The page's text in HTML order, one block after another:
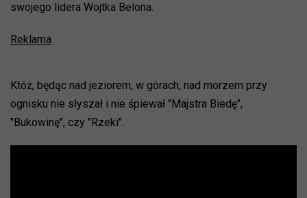
swojego lidera Wojtka Belona.
Reklama
Któż, będąc nad jeziorem, w górach, nad morzem przy
ognisku nie słyszał i nie śpiewał "Majstra Biedę",
"Bukowinę", czy "Rzeki".